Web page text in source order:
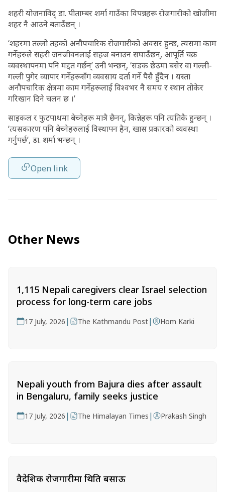
शहरी योजनाविद् डा. पीताम्बर शर्मा गाउँका विपन्नहरू रोजगारीको खोजीमा
शहर नै आउने बताउँछन् ।
‘शहरमा तल्लो तहको अनौपचारिक रोजगारीको अवसर हुन्छ, त्यसमा काम
गर्नेहरुले सहरी जनजीवनलाई सहज बनाउन सघाउँछन्, आपूर्ति चक्र
व्यवस्थापनमा पनि मद्दत गर्छन्’ उनी भन्छन्, ‘सडक छेउमा बसेर वा गल्ली-
गल्ली पुगेर व्यापार गर्नेहरूसँग व्यवसाय दर्ता गर्ने पैसै हुँदैन । यस्ता
अनौपचारिक क्षेत्रमा काम गर्नेहरूलाई विश्वभर नै समय र स्थान तोकेर
गरिखान दिने चलन छ ।’
साइकल र फुटपाथमा बेच्नेहरू मात्रै छैनन्, किन्नेहरू पनि त्यतिकै हुन्छन् ।
‘त्यसकारण पनि बेच्नेहरुलाई विस्थापन हैन, खास प्रकारको व्यवस्था
गर्नुपर्छ’, डा. शर्मा भन्छन् ।
Open link
Other News
1,115 Nepali caregivers clear Israel selection
process for long-term care jobs
17 July, 2026 | The Kathmandu Post| Hom Karki
Nepali youth from Bajura dies after assault
in Bengaluru, family seeks justice
17 July, 2026 | The Himalayan Times | Prakash Singh
वैदेशिक रोजगारीमा थिति बसाऊ